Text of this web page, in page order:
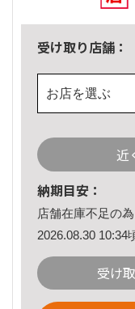
受け取り店舗：
お店を選ぶ
近
納期目安：
店舗在庫不足の
2026.08.30 10:34
受け